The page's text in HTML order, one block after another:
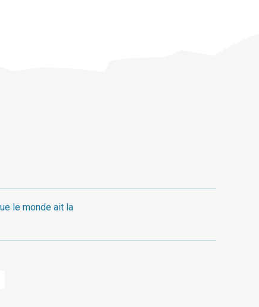
le monde ait la